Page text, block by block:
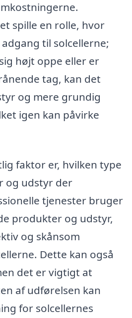
spille en rolle, hvor
til solcellerne;
højt oppe eller er
tag, kan det
og mere grundig
igen kan påvirke
faktor er, hvilken type
og udstyr der
tjenester bruger
produkter og udstyr,
og skånsom
Dette kan også
det er vigtigt at
af udførelsen kan
for solcellernes